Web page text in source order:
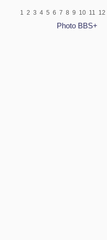
1 2 3 4 5 6 7 8 9 10 11 12
Photo BBS+